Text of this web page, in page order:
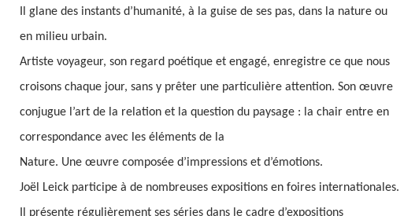
Il glane des instants d’humanité, à la guise de ses pas, dans la nature ou
en milieu urbain.
Artiste voyageur, son regard poétique et engagé, enregistre ce que nous
croisons chaque jour, sans y prêter une particulière attention. Son œuvre
conjugue l’art de la relation et la question du paysage : la chair entre en
correspondance avec les éléments de la
Nature. Une œuvre composée d’impressions et d’émotions.
Joël Leick participe à de nombreuses expositions en foires internationales.
Il présente régulièrement ses séries dans le cadre d’expositions